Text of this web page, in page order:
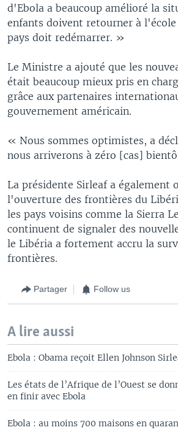
d'Ebola a beaucoup amélioré la
enfants doivent retourner à
pays doit redémarrer. »
Le Ministre a ajouté que les
était beaucoup mieux pris en
grâce aux partenaires
gouvernement américain.
« Nous sommes optimistes, a
nous arriverons à zéro [cas]
La présidente Sirleaf a également
l'ouverture des frontières du
les pays voisins comme la Sierra
continuent de signaler des
le Libéria a fortement accru la
frontières.
Partager Follow us
A lire aussi
Ebola : Obama reçoit Ellen Johnson
Les états de l’Afrique de l’Ouest se
en finir avec Ebola
Ebola : au moins 700 maisons en